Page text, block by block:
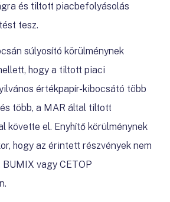
és tiltott piacbefolyásolás
tesz.
súlyosító körülménynek
hogy a tiltott piaci
értékpapír-kibocsátó több
több, a MAR által tiltott
követte el. Enyhítő körülménynek
hogy az érintett részvények nem
vagy CETOP